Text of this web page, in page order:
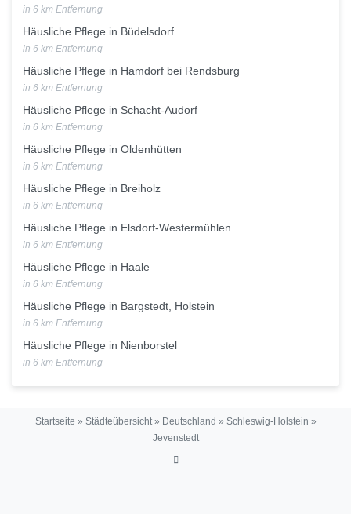
in 6 km Entfernung
Häusliche Pflege in Büdelsdorf
in 6 km Entfernung
Häusliche Pflege in Hamdorf bei Rendsburg
in 6 km Entfernung
Häusliche Pflege in Schacht-Audorf
in 6 km Entfernung
Häusliche Pflege in Oldenhütten
in 6 km Entfernung
Häusliche Pflege in Breiholz
in 6 km Entfernung
Häusliche Pflege in Elsdorf-Westermühlen
in 6 km Entfernung
Häusliche Pflege in Haale
in 6 km Entfernung
Häusliche Pflege in Bargstedt, Holstein
in 6 km Entfernung
Häusliche Pflege in Nienborstel
in 6 km Entfernung
Startseite » Städteübersicht» Deutschland » Schleswig-Holstein »
Jevenstedt